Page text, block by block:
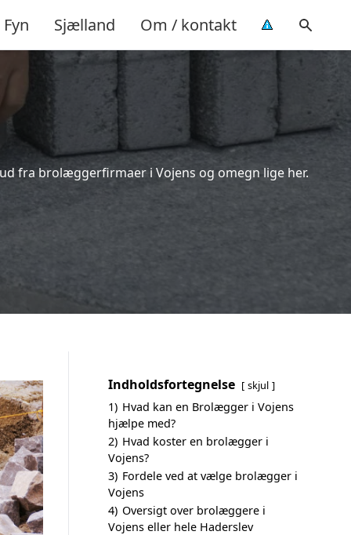
Fyn Sjælland Om / kontakt
fra brolæggerfirmaer i Vojens og omegn lige her.
Indholdsfortegnelse skjul
1) Hvad kan en Brolægger i Vojens
hjælpe med?
2) Hvad koster en brolægger i
Vojens?
3) Fordele ved at vælge brolægger i
Vojens
4) Oversigt over brolæggere i
Vojens eller hele Haderslev